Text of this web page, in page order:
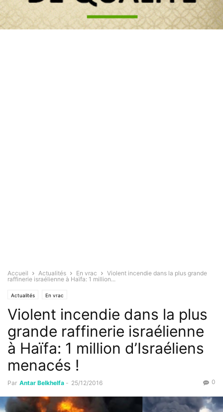
Accueil Actualités En vrac
Violent incendie dans la plus grande
raffinerie israélienne à Haïfa: 1 million...
Actualités En vrac
Violent incendie dans la plus
grande raffinerie israélienne
à Haïfa: 1 million d’Israéliens
menacés !
Par Antar Belkhelfa - 25/12/2016 0